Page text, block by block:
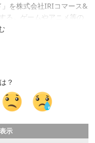
を株式会社IRIコマース&
る。ゲームやアニメ等の
サイト立ち上げ、サイト
？
示